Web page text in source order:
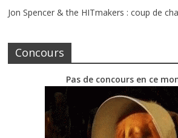
Jon Spencer & the HITmakers : coup de
Concours
Pas de concours en ce